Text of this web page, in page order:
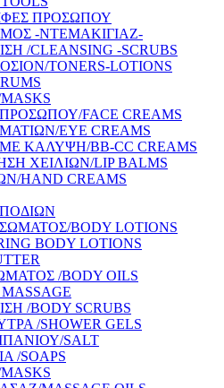
ΠΡΟΣΩΠΟΥ
-ΝΤΕΜΑΚΙΓΙΑΖ-
/CLEANSING -SCRUBS
TONERS-LOTIONS
FACE CREAMS
EYE CREAMS
ΚΑΛΥΨΗ/BB-CC CREAMS
ΧΕΙΛΙΩΝ/LIP BALMS
HAND CREAMS
BODY LOTIONS
BODY LOTIONS
/BODY OILS
/BODY SCRUBS
/SHOWER GELS
SALT
/SOAPS